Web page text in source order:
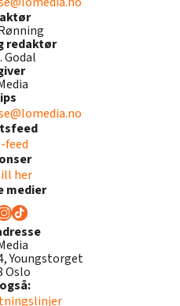
redaktør
Godal
feed
her
medier
Youngstorget
Oslo